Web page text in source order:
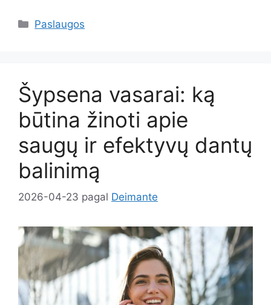
Kategorijos
Paslaugos
Šypsena vasarai: ką
būtina žinoti apie
saugų ir efektyvų dantų
balinimą
2026-04-23 pagal Deimante